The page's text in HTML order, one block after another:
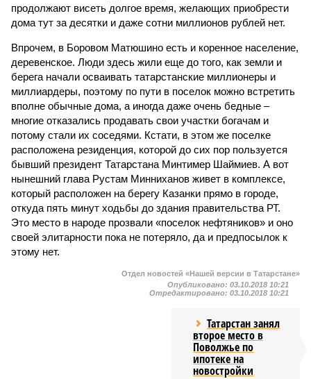
продолжают висеть долгое время, желающих приобрести
дома тут за десятки и даже сотни миллионов рублей нет.
Впрочем, в Боровом Матюшино есть и коренное население,
деревенское. Люди здесь жили еще до того, как земли и
берега начали осваивать татарстанские миллионеры и
миллиардеры, поэтому по пути в поселок можно встретить
вполне обычные дома, а иногда даже очень бедные –
многие отказались продавать свои участки богачам и
потому стали их соседями. Кстати, в этом же поселке
расположена резиденция, которой до сих пор пользуется
бывший президент Татарстана Минтимер Шаймиев. А вот
нынешний глава Рустам Минниханов живет в комплексе,
который расположен на берегу Казанки прямо в городе,
откуда пять минут ходьбы до здания правительства РТ.
Это место в народе прозвали «поселок нефтяников» и оно
своей элитарности пока не потеряло, да и предпосылок к
этому нет.
Отдел новостей «Нашей версии в Татарстане»
Опубликовано: 03.10.2018 10:21
Отредактировано: 03.10.2018 10:21
Татарстан занял
второе место в
Поволжье по
ипотеке на
новостройки